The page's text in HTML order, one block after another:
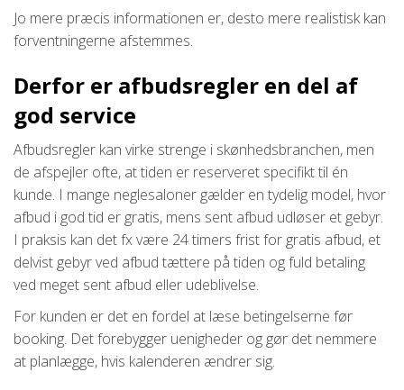
Jo mere præcis informationen er, desto mere realistisk kan
forventningerne afstemmes.
Derfor er afbudsregler en del af
god service
Afbudsregler kan virke strenge i skønhedsbranchen, men
de afspejler ofte, at tiden er reserveret specifikt til én
kunde. I mange neglesaloner gælder en tydelig model, hvor
afbud i god tid er gratis, mens sent afbud udløser et gebyr.
I praksis kan det fx være 24 timers frist for gratis afbud, et
delvist gebyr ved afbud tættere på tiden og fuld betaling
ved meget sent afbud eller udeblivelse.
For kunden er det en fordel at læse betingelserne før
booking. Det forebygger uenigheder og gør det nemmere
at planlægge, hvis kalenderen ændrer sig.